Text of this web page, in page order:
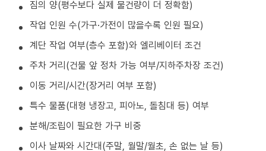
짐의 양(평수보다 실제 물건량이 더 정확함)
작업 인원 수(가구·가전이 많을수록 인원 필요)
계단 작업 여부(층수 포함)와 엘리베이터 조건
주차 거리(건물 앞 정차 가능 여부/지하주차장 조건)
이동 거리/시간(장거리 여부 포함)
특수 물품(대형 냉장고, 피아노, 돌침대 등) 여부
분해/조립이 필요한 가구 비중
이사 날짜와 시간대(주말, 월말/월초, 손 없는 날 등)